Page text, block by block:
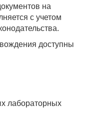
на
с учетом
доступны
лабораторных